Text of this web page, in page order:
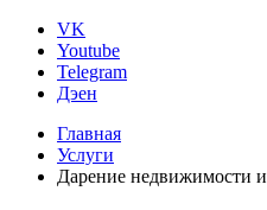
VK
Youtube
Telegram
Дэен
Главная
Услуги
Дарение недвижимости и